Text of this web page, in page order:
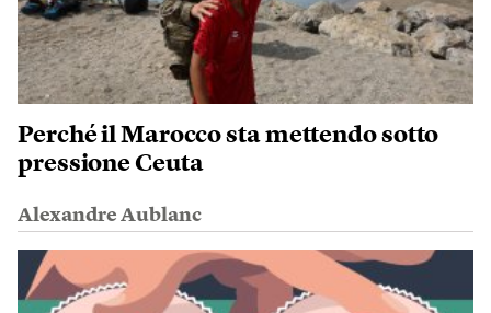
Perché il Marocco sta mettendo sotto
pressione Ceuta
Alexandre Aublanc